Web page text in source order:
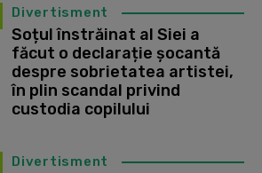
Divertisment
Soțul înstrăinat al Siei a
făcut o declarație șocantă
despre sobrietatea artistei,
în plin scandal privind
custodia copilului
Divertisment